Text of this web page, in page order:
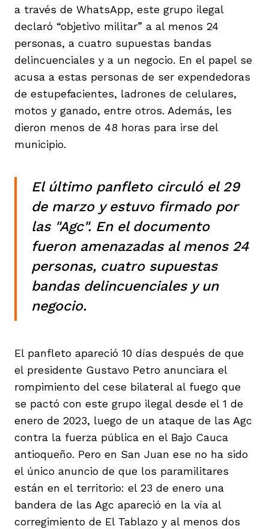
a través de WhatsApp, este grupo ilegal
declaró “objetivo militar” a al menos 24
personas, a cuatro supuestas bandas
delincuenciales y a un negocio. En el papel se
acusa a estas personas de ser expendedoras
de estupefacientes, ladrones de celulares,
motos y ganado, entre otros. Además, les
dieron menos de 48 horas para irse del
municipio.
El último panfleto circuló el 29
de marzo y estuvo firmado por
las "Agc". En el documento
fueron amenazadas al menos 24
personas, cuatro supuestas
bandas delincuenciales y un
negocio.
El panfleto apareció 10 días después de que
el presidente Gustavo Petro anunciara el
rompimiento del cese bilateral al fuego que
se pactó con este grupo ilegal desde el 1 de
enero de 2023, luego de un ataque de las Agc
contra la fuerza pública en el Bajo Cauca
antioqueño. Pero en San Juan ese no ha sido
el único anuncio de que los paramilitares
están en el territorio: el 23 de enero una
bandera de las Agc apareció en la vía al
corregimiento de El Tablazo y al menos dos